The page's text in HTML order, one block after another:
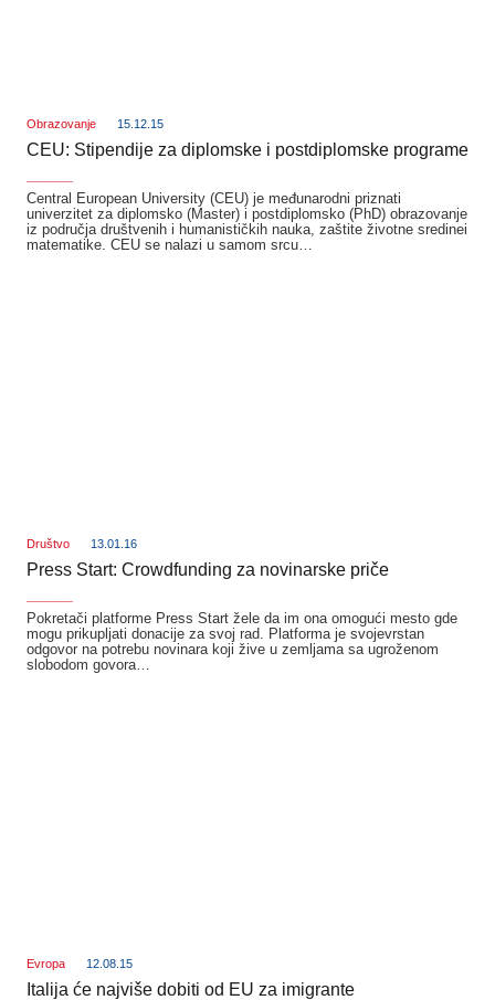
Obrazovanje 15.12.15
CEU: Stipendije za diplomske i postdiplomske programe
Central European University (CEU) je međunarodni priznati
univerzitet za diplomsko (Master) i postdiplomsko (PhD) obrazovanje
iz područja društvenih i humanističkih nauka, zaštite životne sredinei
matematike. CEU se nalazi u samom srcu…
Društvo 13.01.16
Press Start: Crowdfunding za novinarske priče
Pokretači platforme Press Start žele da im ona omogući mesto gde
mogu prikupljati donacije za svoj rad. Platforma je svojevrstan
odgovor na potrebu novinara koji žive u zemljama sa ugroženom
slobodom govora…
Evropa 12.08.15
Italija će najviše dobiti od EU za imigrante